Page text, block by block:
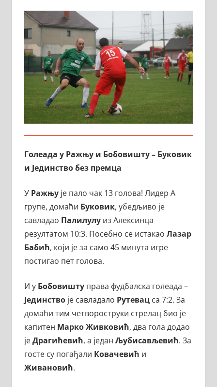
Голеада у Ражњу и Бобовишту– Буковик
и Јединство без премца
У Ражњу је пало чак 13 голова! Лидер А
групе, домаћи Буковик, убедљиво је
савладао Палилулу из Алексинца
резултатом 10:3. Посебно се истакао Лазар
Бабић, који је за само 45 минута игре
постигао пет голова.
И у Бобовишту права фудбалска голеада –
Јединство је савладало Рутевац са 7:2. За
домаћи тим четвороструки стрелац био је
капитен Марко Живковић, два гола додао
јеДрагићевић, а један Љубисављевић. За
госте су погађали Ковачевић и
Живановић.